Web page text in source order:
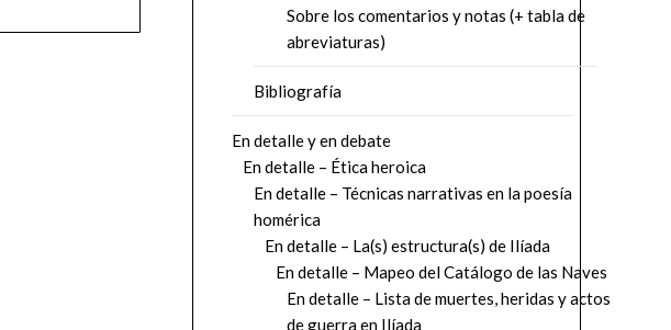
Sobre los comentarios y notas (+ tabla de
abreviaturas)
Bibliografía
En detalle y en debate
En detalle – Ética heroica
En detalle – Técnicas narrativas en la poesía
homérica
En detalle – La(s) estructura(s) de Ilíada
En detalle – Mapeo del Catálogo de las Naves
En detalle – Lista de muertes, heridas y actos
de guerra en Ilíada